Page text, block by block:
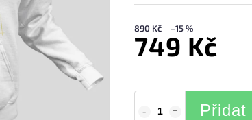
890 Kč –15 %
749 Kč
Přidat